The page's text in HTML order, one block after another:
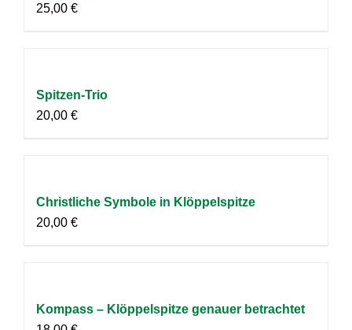
25,00 €
Spitzen-Trio
20,00 €
Christliche Symbole in Klöppelspitze
20,00 €
Kompass – Klöppelspitze genauer betrachtet